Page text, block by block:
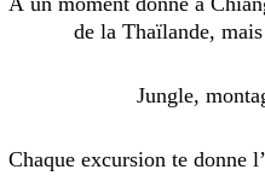
de la Thaïlande,
Jungle,
Chaque excursion te donne